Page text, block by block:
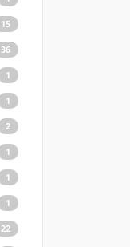
15
36
1
1
2
1
1
1
22